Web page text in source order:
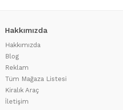
Hakkımızda
Hakkımızda
Blog
Reklam
Tüm Mağaza Listesi
Kiralık Araç
İletişim